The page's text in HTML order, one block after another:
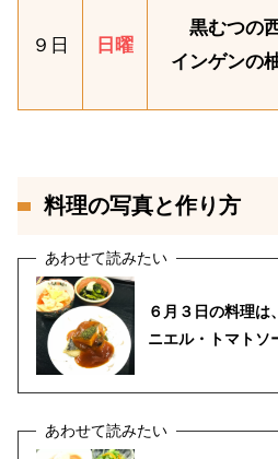
９日 日曜
黒むつの
インゲンの
料理の写真と作り方
６月３日の料理は
ニエル・トマトソ